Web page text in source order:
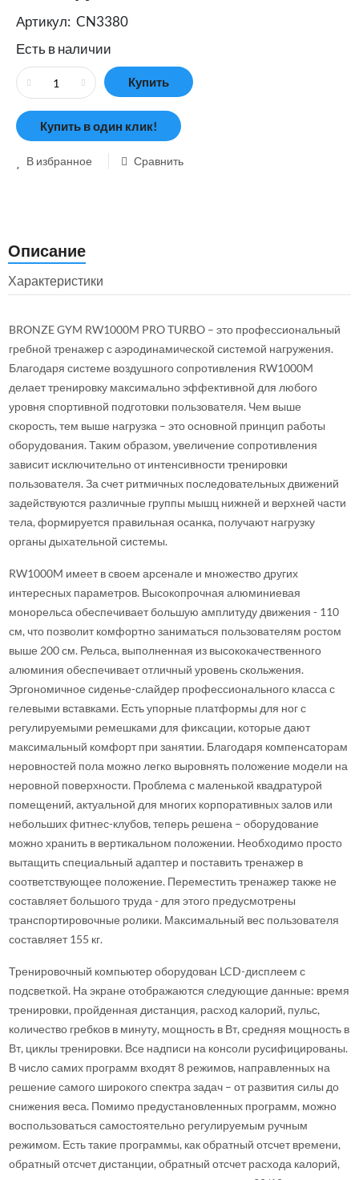
Артикул: CN3380
Есть в наличии
Купить
Купить в один клик!
В избранное Сравнить
Описание
Характеристики
BRONZE GYM RW1000M PRO TURBO – это профессиональный
гребной тренажер с аэродинамической системой нагружения.
Благодаря системе воздушного сопротивления RW1000M
делает тренировку максимально эффективной для любого
уровня спортивной подготовки пользователя. Чем выше
скорость, тем выше нагрузка – это основной принцип работы
оборудования. Таким образом, увеличение сопротивления
зависит исключительно от интенсивности тренировки
пользователя. За счет ритмичных последовательных движений
задействуются различные группы мышц нижней и верхней части
тела, формируется правильная осанка, получают нагрузку
органы дыхательной системы.
RW1000M имеет в своем арсенале и множество других
интересных параметров. Высокопрочная алюминиевая
монорельса обеспечивает большую амплитуду движения - 110
см, что позволит комфортно заниматься пользователям ростом
выше 200 см. Рельса, выполненная из высококачественного
алюминия обеспечивает отличный уровень скольжения.
Эргономичное сиденье-слайдер профессионального класса с
гелевыми вставками. Есть упорные платформы для ног с
регулируемыми ремешками для фиксации, которые дают
максимальный комфорт при занятии. Благодаря компенсаторам
неровностей пола можно легко выровнять положение модели на
неровной поверхности. Проблема с маленькой квадратурой
помещений, актуальной для многих корпоративных залов или
небольших фитнес-клубов, теперь решена – оборудование
можно хранить в вертикальном положении. Необходимо просто
вытащить специальный адаптер и поставить тренажер в
соответствующее положение. Переместить тренажер также не
составляет большого труда - для этого предусмотрены
транспортировочные ролики. Максимальный вес пользователя
составляет 155 кг.
Тренировочный компьютер оборудован LCD-дисплеем с
подсветкой. На экране отображаются следующие данные: время
тренировки, пройденная дистанция, расход калорий, пульс,
количество гребков в минуту, мощность в Вт, средняя мощность в
Вт, циклы тренировки. Все надписи на консоли русифицированы.
В число самих программ входят 8 режимов, направленных на
решение самого широкого спектра задач – от развития силы до
снижения веса. Помимо предустановленных программ, можно
воспользоваться самостоятельно регулируемым ручным
режимом. Есть такие программы, как обратный отсчет времени,
обратный отсчет дистанции, обратный отсчет расхода калорий,